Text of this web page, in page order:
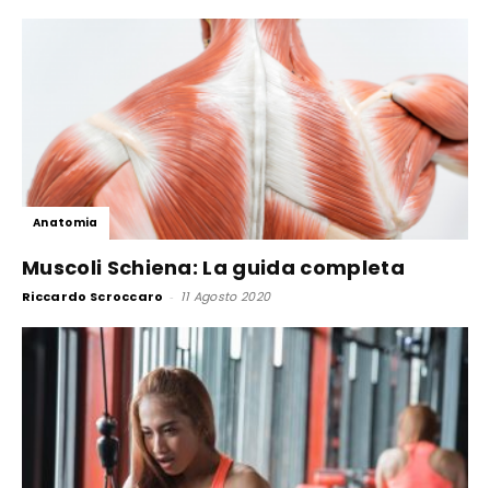
Anatomia
Muscoli Schiena: La guida completa
Riccardo Scroccaro - 11 Agosto 2020